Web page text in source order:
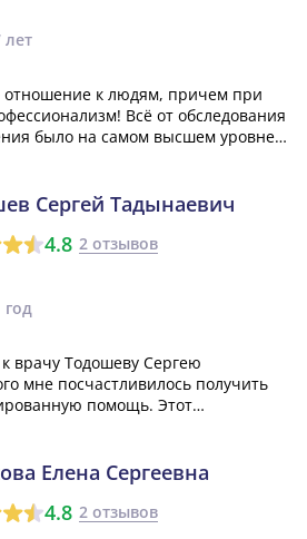
лет
отношение к людям, причем при
Всё от обследования
было на самом высшем уровне.
р...»
Сергей Тадынаевич
4.8 2 отзывов
год
врачу Тодошеву Сергею
мне посчастливилось получить
помощь. Этот
подход к моей ситуации.
Елена Сергеевна
4.8 2 отзывов